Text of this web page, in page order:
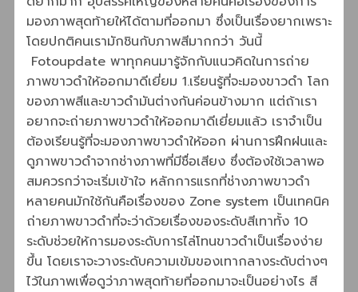
มองภาพสุดท้ายให้ได้ตามที่ออกมา ซึ่งเป็นเรื่องยากเพราะ
โดยปกติคนเรามักชินกับภาพสีมากกว่า วันนี้
Fotoupdate พาทุกคนมารู้จักกับแนวคิดในการถ่าย
ภาพขาวดำให้ออกมาดีเยี่ยม 1.เรียนรู้ที่จะมองขาวดำ โลก
ของภาพสีและขาวดำมันต่างกันค่อนข้างมาก แต่ถ้าเรา
อยากจะถ่ายภาพขาวดำให้ออกมาดีเยี่ยมแล้ว เราจำเป็น
ต้องเรียนรู้ที่จะมองภาพขาวดำให้ออก ผ่านการฝึกฝนและ
ดูภาพขาวดำจากช่างภาพที่มีชื่อเสียง ซึ่งต้องใช้เวลาพอ
สมควรกว่าจะเริ่มเข้าใจ หลักการแรกที่ช่างภาพขาวดำ
หลายคนมักใช้กันคือเรื่องของ Zone system เป็นเทคนิค
ถ่ายภาพขาวดำที่จะว่าด้วยเรื่องของระดับสีเทาทั้ง 10
ระดับช่วยให้การมองระดับการไล่โทนขาวดำเป็นเรื่องง่าย
ขึ้น โดยเราจะวางระดับความเข้มของเทากลางระดับต่างๆ
ไว้ในภาพเพื่อดูว่าภาพสุดท้ายที่ออกมาจะเป็นอย่างไร สี